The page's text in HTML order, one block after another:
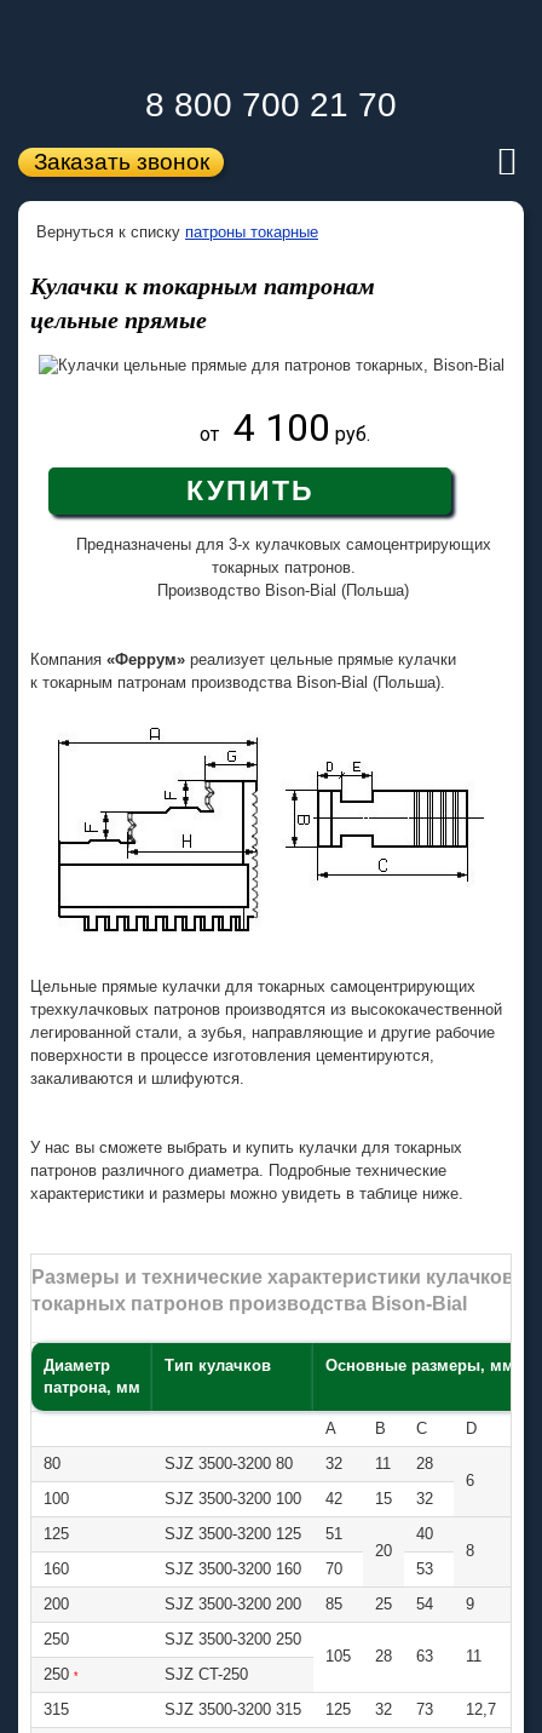
8 800 700 21 70
Заказать звонок
Вернуться к списку патроны токарные
Кулачки к токарным патронам
цельные прямые
от 4 100 руб.
КУПИТЬ
Предназначены для 3-х кулачковых самоцентрирующих
токарных патронов.
Производство Bison-Bial (Польша)
Компания «Феррум» реализует цельные прямые кулачки
к токарным патронам производства Bison-Bial (Польша).
Цельные прямые кулачки для токарных самоцентрирующих
трехкулачковых патронов производятся из высококачественной
легированной стали, а зубья, направляющие и другие рабочие
поверхности в процессе изготовления цементируются,
закаливаются и шлифуются.
У нас вы сможете выбрать и купить кулачки для токарных
патронов различного диаметра. Подробные технические
характеристики и размеры можно увидеть в таблице ниже.
Размеры и технические характеристики кулачков
токарных патронов производства Bison-Bial
Диаметр
патрона, мм
Тип кулачков Основные размеры, мм
A B C D
80
SJZ 3500-3200 80 32 11
28
6
100
SJZ 3500-3200 100 42 15
32
125
SJZ 3500-3200 125
51
20
40
8
160
SJZ 3500-3200 160 70
53
200
SJZ 3500-3200 200 85 25 54 9
250
SJZ 3500-3200 250
105
28 63 11
250 *
SJZ CT-250
315
SJZ 3500-3200 315 125 32 73 12,7